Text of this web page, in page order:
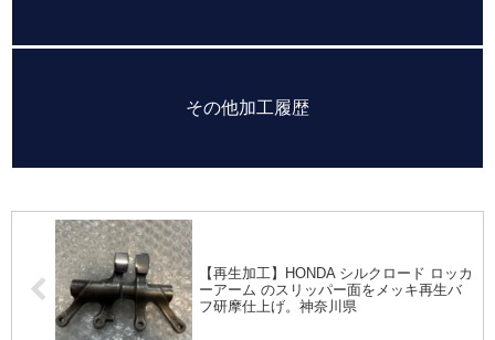
その他加工履歴
【再生加工】HONDA シルクロード ロッカ
ーアーム のスリッパー面をメッキ再生バ
フ研摩仕上げ。神奈川県